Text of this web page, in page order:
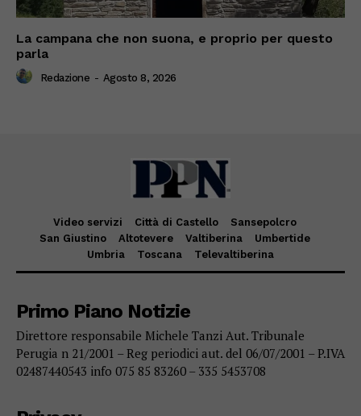
La campana che non suona, e proprio per questo
parla
Redazione - Agosto 8, 2026
Video servizi Città di Castello
Sansepolcro
San Giustino
Altotevere Valtiberina
Umbertide
Umbria
Toscana Televaltiberina
Primo Piano Notizie
Direttore responsabile Michele Tanzi Aut. Tribunale
Perugia n 21/2001 – Reg periodici aut. del 06/07/2001 – P.IVA
02487440543 info 075 85 83260 – 335 5453708